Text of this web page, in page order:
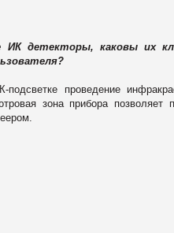
ИК детекторы, каковы их
подсветке проведение
зона прибора позволяет